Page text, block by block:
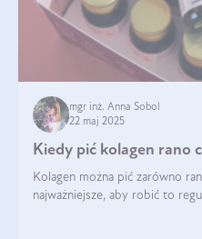
mgr inż. Anna Sobol
22 maj 2025
Kiedy pić kolagen rano
Kolagen można pić zarówno
najważniejsze, aby robić to